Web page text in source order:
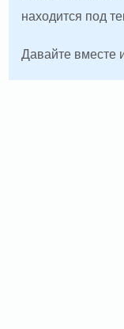
находится под
Давайте вместе